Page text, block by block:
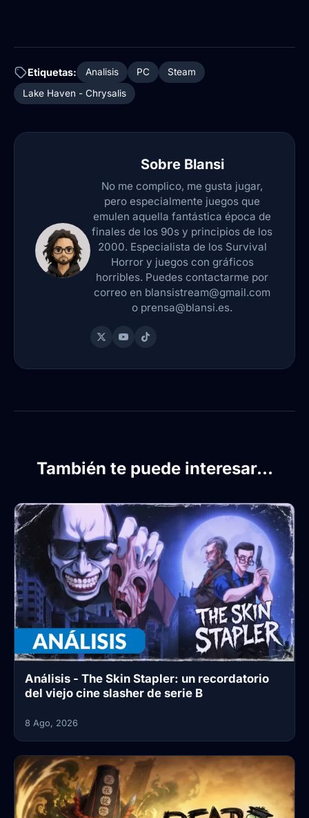
Etiquetas: Analisis PC
Steam
Lake Haven - Chrysalis
Sobre Blansi
No me complico, me gusta jugar,
pero especialmente juegos que
emulen aquella fantástica época de
finales de los 90s y principios de los
2000. Especialista de los Survival
Horror y juegos con gráficos
horribles. Puedes contactarme por
correo en blansistream@gmail.com
o prensa@blansi.es.
También te puede interesar...
Análisis - The Skin Stapler: un recordatorio
del viejo cine slasher de serie B
8 Ago, 2026